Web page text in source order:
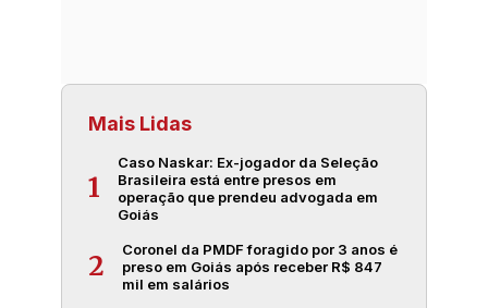
Mais Lidas
1
Caso Naskar: Ex-jogador da Seleção
Brasileira está entre presos em
operação que prendeu advogada em
Goiás
2
Coronel da PMDF foragido por 3 anos é
preso em Goiás após receber R$ 847
mil em salários